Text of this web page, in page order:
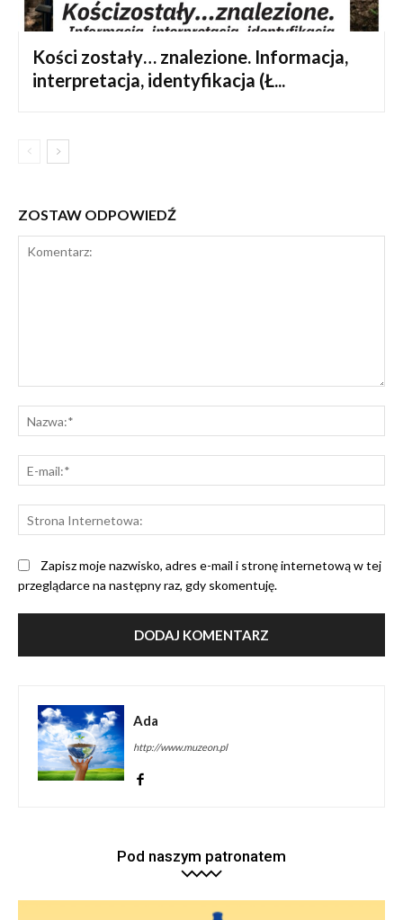
Kości zostały… znalezione. Informacja,
interpretacja, identyfikacja (Ł...
ZOSTAW ODPOWIEDŹ
Zapisz moje nazwisko, adres e-mail i stronę internetową w tej
przeglądarce na następny raz, gdy skomentuję.
Ada
http://www.muzeon.pl
Pod naszym patronatem